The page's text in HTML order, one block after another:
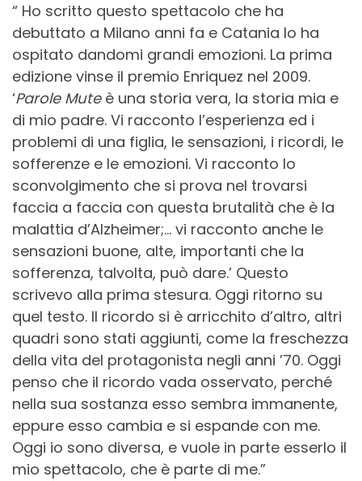
“ Ho scritto questo spettacolo che ha
debuttato a Milano anni fa e Catania lo ha
ospitato dandomi grandi emozioni. La prima
edizione vinse il premio Enriquez nel 2009.
‘Parole Muteè una storia vera, la storia mia e
di mio padre. Vi racconto l’esperienza ed i
problemi di una figlia, le sensazioni, i ricordi, le
sofferenze e le emozioni. Vi racconto lo
sconvolgimento che si prova nel trovarsi
faccia a faccia con questa brutalità che è la
malattia d’Alzheimer;… vi racconto anche le
sensazioni buone, alte, importanti che la
sofferenza, talvolta, può dare.’ Questo
scrivevo alla prima stesura. Oggi ritorno su
quel testo. Il ricordo si è arricchito d’altro, altri
quadri sono stati aggiunti, come la freschezza
della vita del protagonista negli anni ’70. Oggi
penso che il ricordo vada osservato, perché
nella sua sostanza esso sembra immanente,
eppure esso cambia e si espande con me.
Oggi io sono diversa, e vuole in parte esserlo il
mio spettacolo, che è parte di me.”